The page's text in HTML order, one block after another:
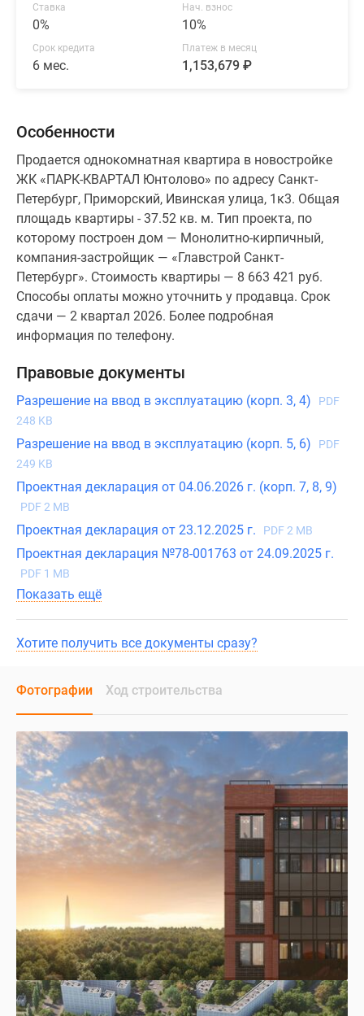
Ставка
0%
Нач. взнос
10%
Срок кредита
6 мес.
Платеж в месяц
1,153,679 ₽
Особенности
Продается однокомнатная квартира в новостройке
ЖК «ПАРК-КВАРТАЛ Юнтолово» по адресу Санкт-
Петербург, Приморский, Ивинская улица, 1к3. Общая
площадь квартиры - 37.52 кв. м. Тип проекта, по
которому построен дом — Монолитно-кирпичный,
компания-застройщик — «Главстрой Санкт-
Петербург». Стоимость квартиры — 8 663 421 руб.
Способы оплаты можно уточнить у продавца. Срок
сдачи — 2 квартал 2026. Более подробная
информация по телефону.
Правовые документы
Разрешение на ввод в эксплуатацию (корп. 3, 4)
PDF
248 KB
Разрешение на ввод в эксплуатацию (корп. 5, 6)
PDF
249 KB
Проектная декларация от 04.06.2026 г. (корп. 7, 8, 9)
PDF 2 MB
Проектная декларация от 23.12.2025 г. PDF 2 MB
Проектная декларация №78-001763 от 24.09.2025 г.
PDF 1 MB
Показать ещё
Хотите получить все документы сразу?
Фотографии Ход строительства